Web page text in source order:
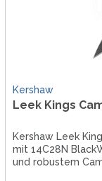
Kershaw
Leek Kings
Kershaw Leek
mit 14C28N
und robustem